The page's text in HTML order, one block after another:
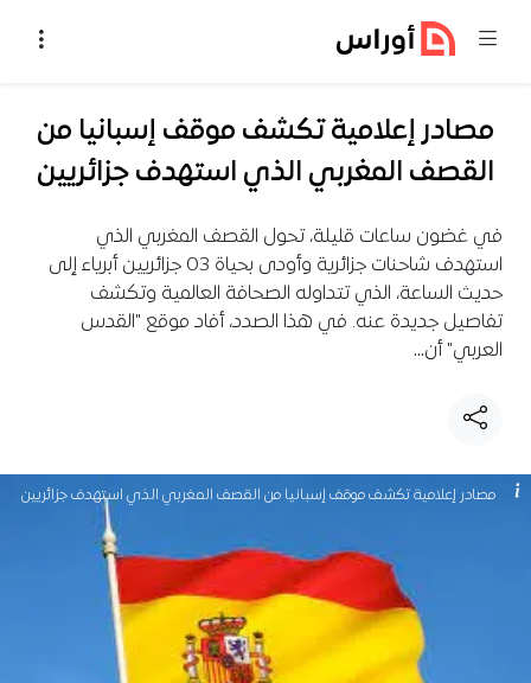
مصادر إعلامية تكشف موقف إسبانيا من
القصف المغربي الذي استهدف جزائريين
في غضون ساعات قليلة، تحول القصف المغربي الذي
استهدف شاحنات جزائرية وأودى بحياة 03 جزائريين أبرياء إلى
حديث الساعة، الذي تتداوله الصحافة العالمية وتكشف
تفاصيل جديدة عنه. في هذا الصدد، أفاد موقع "القدس
العربي" أن…
مصادر إعلامية تكشف موقف إسبانيا من القصف المغربي الذي استهدف جزائريين